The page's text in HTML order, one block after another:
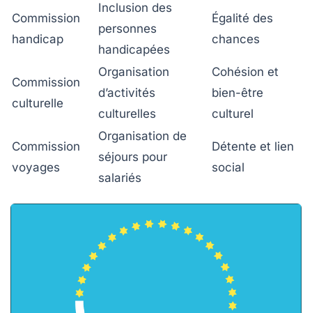
Commission
handicap
Inclusion des
personnes
handicapées
Égalité des
chances
Commission
culturelle
Organisation
d’activités
culturelles
Cohésion et
bien-être
culturel
Commission
voyages
Organisation de
séjours pour
salariés
Détente et lien
social